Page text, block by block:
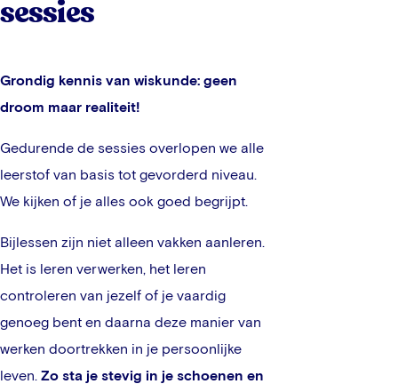
sessies
Grondig kennis van wiskunde: geen
droom maar realiteit!
Gedurende de sessies overlopen we alle
leerstof van basis tot gevorderd niveau.
We kijken of je alles ook goed begrijpt.
Bijlessen zijn niet alleen vakken aanleren.
Het is leren verwerken, het leren
controleren van jezelf of je vaardig
genoeg bent en daarna deze manier van
werken doortrekken in je persoonlijke
leven. Zo sta je stevig in je schoenen en